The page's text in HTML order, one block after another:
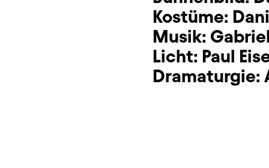
Kostüme:
Musik:
Licht: Paul
Dramaturgie: